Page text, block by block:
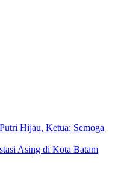
Hijau, Ketua: Semoga
Asing di Kota Batam